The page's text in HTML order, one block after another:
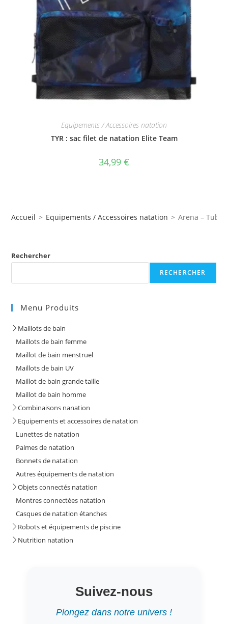
Equipements / Accessoires natation
TYR : sac filet de natation Elite Team
34,99 €
Accueil > Equipements / Accessoires natation > Arena – Tuba
Rechercher
RECHERCHER
Menu Produits
Maillots de bain
Maillots de bain femme
Maillot de bain menstruel
Maillots de bain UV
Maillot de bain grande taille
Maillot de bain homme
Combinaisons nanation
Equipements et accessoires de natation
Lunettes de natation
Palmes de natation
Bonnets de natation
Autres équipements de natation
Objets connectés natation
Montres connectées natation
Casques de natation étanches
Robots et équipements de piscine
Nutrition natation
Suivez-nous
Plongez dans notre univers !